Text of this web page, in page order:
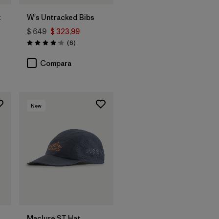
W's Untracked Bibs
$ 649 $ 323,99
Valoración: 4.2 / 5
(6Comentarios
)
Compara
New